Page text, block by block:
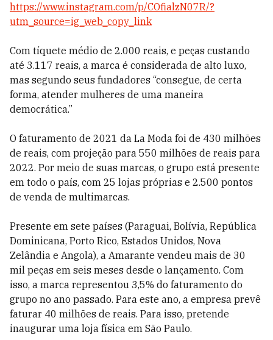
https://www.instagram.com/p/COfialzN07R/?
utm_source=ig_web_copy_link
Com tíquete médio de 2.000 reais, e peças custando
até 3.117 reais, a marca é considerada de alto luxo,
mas segundo seus fundadores “consegue, de certa
forma, atender mulheres de uma maneira
democrática.”
O faturamento de 2021 da La Moda foi de 430 milhões
de reais, com projeção para 550 milhões de reais para
2022. Por meio de suas marcas, o grupo está presente
em todo o país, com 25 lojas próprias e 2.500 pontos
de venda de multimarcas.
Presente em sete países (Paraguai, Bolívia, República
Dominicana, Porto Rico, Estados Unidos, Nova
Zelândia e Angola), a Amarante vendeu mais de 30
mil peças em seis meses desde o lançamento. Com
isso, a marca representou 3,5% do faturamento do
grupo no ano passado. Para este ano, a empresa prevê
faturar 40 milhões de reais. Para isso, pretende
inaugurar uma loja física em São Paulo.